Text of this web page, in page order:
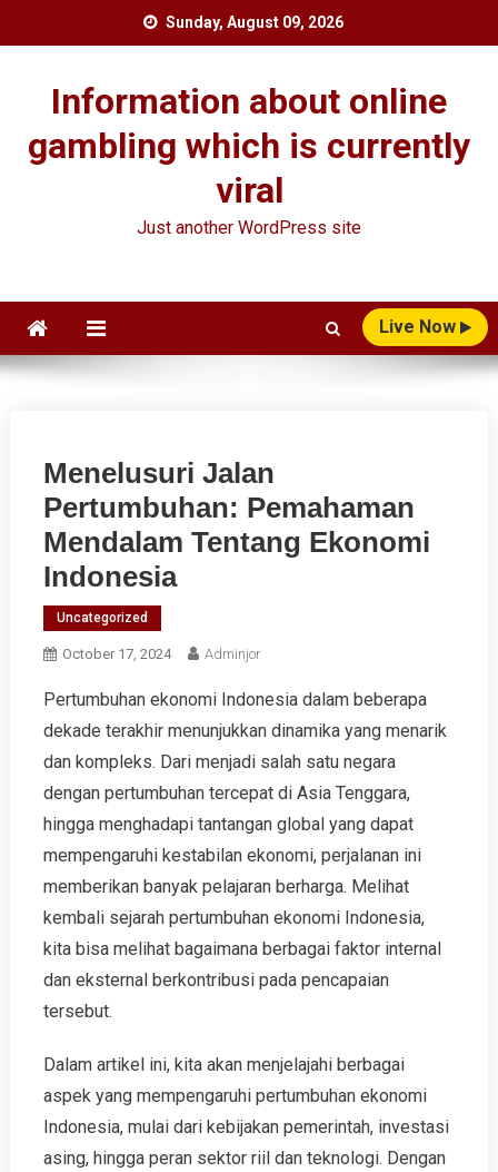
Sunday, August 09, 2026
Information about online
gambling which is currently
viral
Just another WordPress site
Live Now
Menelusuri Jalan
Pertumbuhan: Pemahaman
Mendalam Tentang Ekonomi
Indonesia
Uncategorized
October 17, 2024 Adminjor
Pertumbuhan ekonomi Indonesia dalam beberapa
dekade terakhir menunjukkan dinamika yang menarik
dan kompleks. Dari menjadi salah satu negara
dengan pertumbuhan tercepat di Asia Tenggara,
hingga menghadapi tantangan global yang dapat
mempengaruhi kestabilan ekonomi, perjalanan ini
memberikan banyak pelajaran berharga. Melihat
kembali sejarah pertumbuhan ekonomi Indonesia,
kita bisa melihat bagaimana berbagai faktor internal
dan eksternal berkontribusi pada pencapaian
tersebut.
Dalam artikel ini, kita akan menjelajahi berbagai
aspek yang mempengaruhi pertumbuhan ekonomi
Indonesia, mulai dari kebijakan pemerintah, investasi
asing, hingga peran sektor riil dan teknologi. Dengan